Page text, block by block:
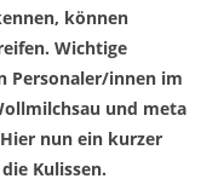
können
Wichtige
Personaler/innen im
und meta
nun ein kurzer
Kulissen.